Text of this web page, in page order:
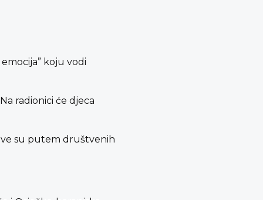
koju vodi
radionici će djeca
su putem društvenih